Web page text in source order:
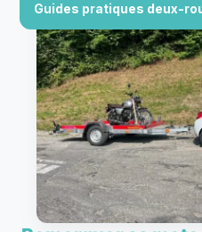
Guides pratiques deux-